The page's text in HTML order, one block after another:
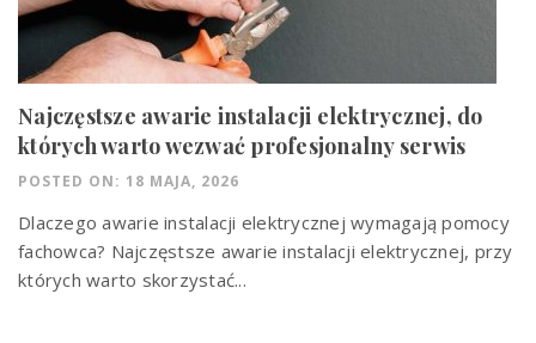
Najczęstsze awarie instalacji elektrycznej, do
których warto wezwać profesjonalny serwis
POSTED ON: 18 MAJA, 2026
Dlaczego awarie instalacji elektrycznej wymagają pomocy
fachowca? Najczęstsze awarie instalacji elektrycznej, przy
których warto skorzystać...